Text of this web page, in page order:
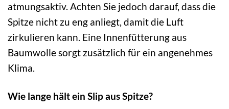
atmungsaktiv. Achten Sie jedoch darauf, dass die
Spitze nicht zu eng anliegt, damit die Luft
zirkulieren kann. Eine Innenfütterung aus
Baumwolle sorgt zusätzlich für ein angenehmes
Klima.
Wie lange hält ein Slip aus Spitze?